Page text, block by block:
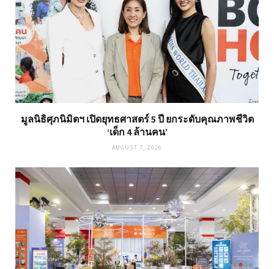
มูลนิธิศุภนิมิตฯ เปิดยุทธศาสตร์ 5 ปี ยกระดับคุณภาพชีวิต
‘เด็ก 4 ล้านคน’
AUGUST 7, 2026